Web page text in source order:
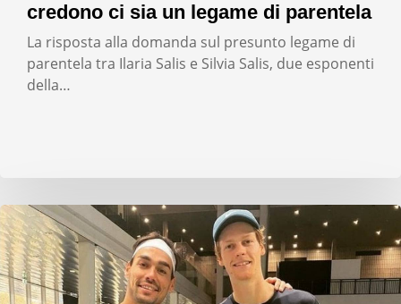
credono ci sia un legame di parentela
La risposta alla domanda sul presunto legame di
parentela tra Ilaria Salis e Silvia Salis, due esponenti
della…